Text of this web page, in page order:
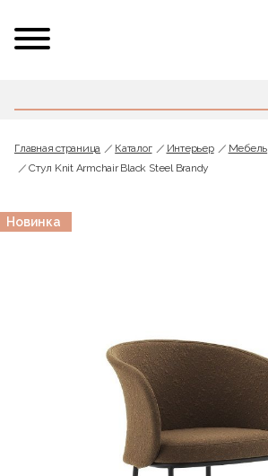
Главная страница Каталог Интерьер Мебель
Стул Knit Armchair Black Steel Brandy
Новинка